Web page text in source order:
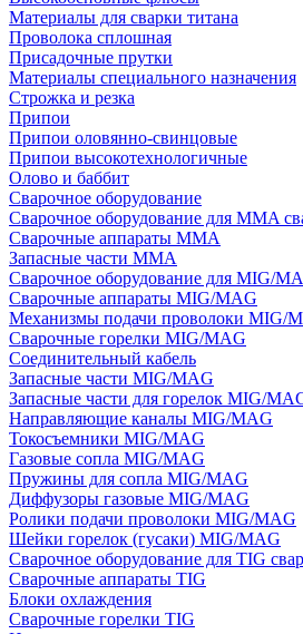
Материалы для сварки титана
Проволока сплошная
Присадочные прутки
Материалы специального назначения
Строжка и резка
Припои
Припои оловянно-свинцовые
Припои высокотехнологичные
Олово и баббит
Сварочное оборудование
Сварочное оборудование для MMA
Сварочные аппараты MMA
Запасные части MMA
Сварочное оборудование для MIG/
Сварочные аппараты MIG/MAG
Механизмы подачи проволоки MIG/
Сварочные горелки MIG/MAG
Соединительный кабель
Запасные части MIG/MAG
Запасные части для горелок MIG/
Направляющие каналы MIG/MAG
Токосъемники MIG/MAG
Газовые сопла MIG/MAG
Пружины для сопла MIG/MAG
Диффузоры газовые MIG/MAG
Ролики подачи проволоки MIG/MAG
Шейки горелок (гусаки) MIG/MAG
Сварочное оборудование для TIG
Сварочные аппараты TIG
Блоки охлаждения
Сварочные горелки TIG